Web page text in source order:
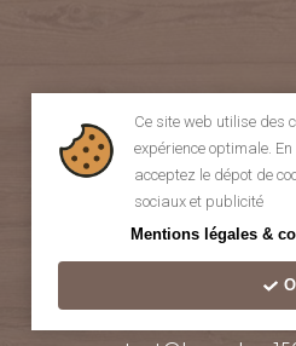
Contact
Contactez-nous
+33(0)4 50 34
Ce site web utilise des
expérience optimale.
acceptez le dépot de
sociaux et publicité
Mentions légales &